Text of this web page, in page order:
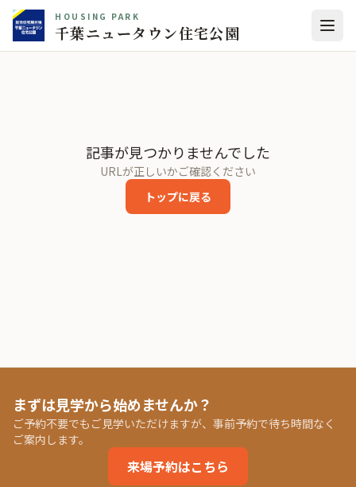
HOUSING PARK
千葉ニュータウン住宅公園
記事が見つかりませんでした
URLが正しいかご確認ください
トップに戻る
まずは見学から始めませんか？
ご予約不要でもご見学いただけますが、事前予約で待ち時間なく
ご案内します。
来場予約はこちら